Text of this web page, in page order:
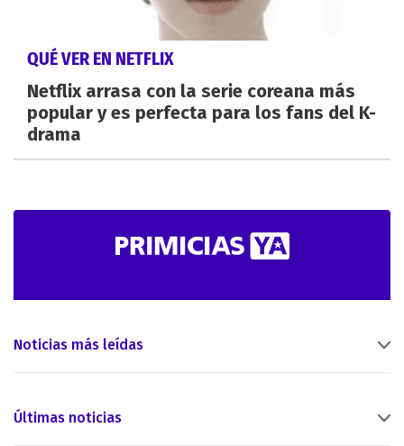
QUÉ VER EN NETFLIX
Netflix arrasa con la serie coreana más
popular y es perfecta para los fans del K-
drama
Noticias más leídas
Últimas noticias